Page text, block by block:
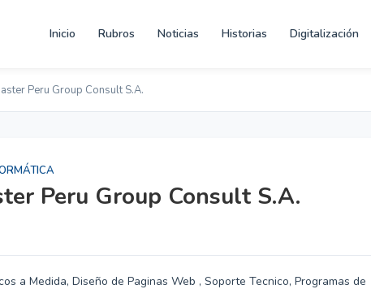
Inicio Rubros Noticias Historias Digitalización
Peru Group Consult S.A.
Peru Group Consult S.A.
a Medida, Diseño de Paginas Web , Soporte Tecnico, Programas de